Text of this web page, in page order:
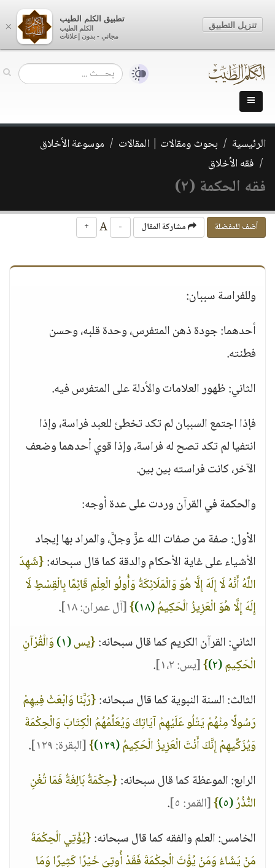
الرئيسية بحوث ومقالات | المقالات
موسوعة الأخلاق
فقه الأخلاق
فقه الحكمة (٢)
أضف للمفضلة مشاركة المقال -
+
وللفراسة سببان:
أحدهما: جودة ذهن المتفرس، وحدة قلبه، وحسن
فطنته.
الثاني: ظهور العلامات والأدلة على المتفرس فيه.
فإذا اجتمع السببان لم تكد تخطئ للعبد فراسة، وإذا
انتفيا لم تكد تصح له فراسة، وإذا قوي أحدهما وضعف
الآخر، كانت فراسته بين بين.
والحكمة في القرآن وردت على عدة أوجه:
الأول: صفة من صفات الله عزَّ وجلَّ، والمراد بها إيجاد
الأشياء على غاية الأحكام والدقة كما قال سبحانه:{شَهِدَ
اللَّهُ أَنَّهُ لَا إِلَهَ إِلَّا هُوَ وَالْمَلَائِكَةُ وَأُولُو الْعِلْمِ قَائِمًا بِالْقِسْطِ لَا
إِلَهَ إِلَّا هُوَ الْعَزِيزُ الْحَكِيمُ(١٨) }[آل عمران: ١٨]
.
الثاني: القرآن الكريم كما قال سبحانه:{يس(١)
وَالْقُرْآنِ
الْحَكِيمِ(٢) }[يس: ١،٢]
.
الثالث: السنة النبوية كما قال سبحانه:{رَبَّنَا وَابْعَثْ فِيهِمْ
رَسُولًا مِنْهُمْ يَتْلُو عَلَيْهِمْ آيَاتِكَ وَيُعَلِّمُهُمُ الْكِتَابَ وَالْحِكْمَةَ
وَيُزَكِّيهِمْ إِنَّكَ أَنْتَ الْعَزِيزُ الْحَكِيمُ(١٢٩) }[البقرة: ١٢٩]
.
الرابع: الموعظة كما قال سبحانه:{حِكْمَةٌ بَالِغَةٌ فَمَا تُغْنِ
النُّذُرُ(٥) }[القمر: ٥]
.
الخامس: العلم والفقه كما قال سبحانه:{يُؤْتِي الْحِكْمَةَ
مَنْ يَشَاءُ وَمَنْ يُؤْتَ الْحِكْمَةَ فَقَدْ أُوتِيَ خَيْرًا كَثِيرًا وَمَا
×
تطبيق الكلم الطيب
الكلم الطيب
مجاني - بدون إعلانات
تنزيل التطبيق